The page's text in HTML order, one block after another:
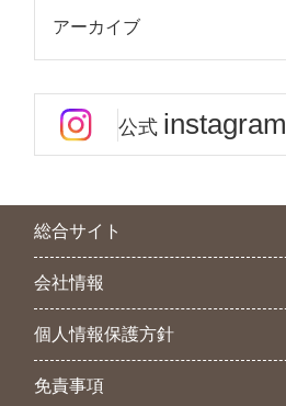
アーカイブ
公式 instagram
総合サイト
会社情報
個人情報保護方針
免責事項